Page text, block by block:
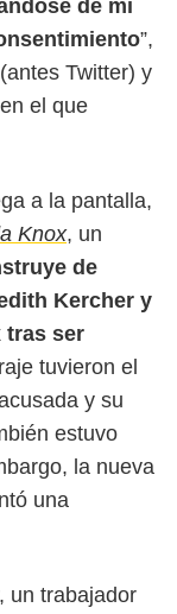
de mi
”,
Twitter) y
en el que
a la pantalla,
Knox, un
de
Kercher y
tras ser
tuvieron el
y su
estuvo
la nueva
una
un trabajador